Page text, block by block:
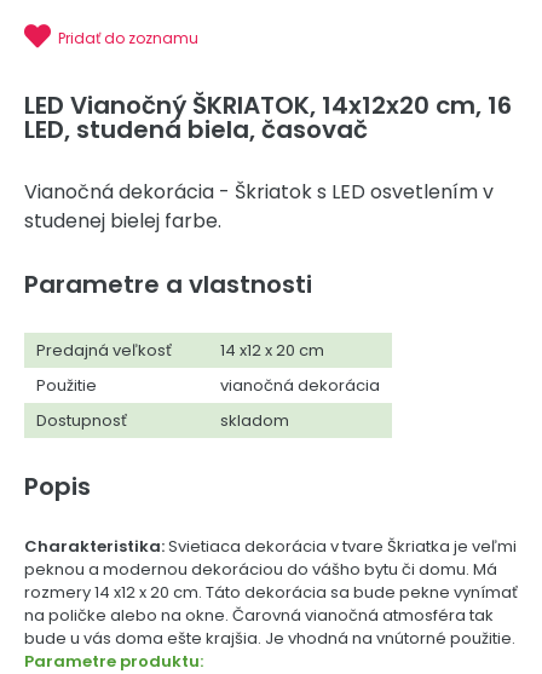
Pridať do zoznamu
LED Vianočný ŠKRIATOK, 14x12x20 cm, 16
LED, studená biela, časovač
Vianočná dekorácia - Škriatok s LED osvetlením v
studenej bielej farbe.
Parametre a vlastnosti
Predajná veľkosť
14 x12 x 20 cm
Použitie
vianočná dekorácia
Dostupnosť
skladom
Popis
Charakteristika:Svietiaca dekorácia v tvare Škriatka je veľmi
peknou a modernou dekoráciou do vášho bytu či domu. Má
rozmery 14 x12 x 20 cm. Táto dekorácia sa bude pekne vynímať
na poličke alebo na okne. Čarovná vianočná atmosféra tak
bude u vás doma ešte krajšia. Je vhodná na vnútorné použitie.
Parametre produktu: